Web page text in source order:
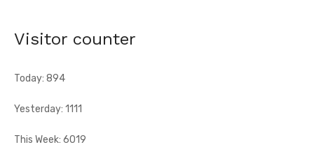
de la paix
Gontougo, a célébré, le vendredi 7 août 2026, le 66e
Visitor counter
Today: 894
Yesterday: 1111
This Week: 6019